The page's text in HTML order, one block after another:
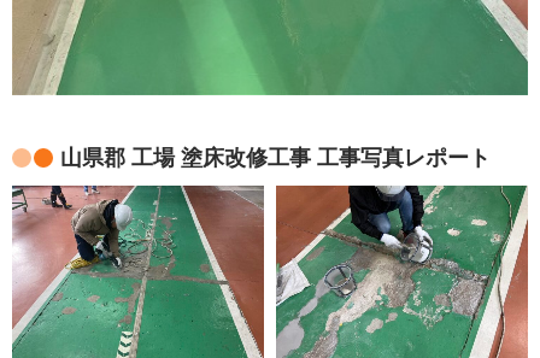
山県郡 工場 塗床改修工事 工事写真レポート